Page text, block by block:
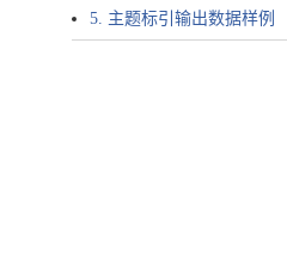
5. 主题标引输出数据样例